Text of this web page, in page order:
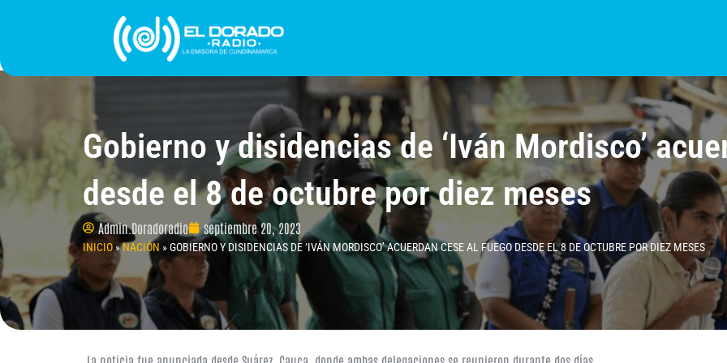
¿QUIÉNES SOMOS? NOTICIAS COLOMBIA BOGOTÁ INTERNACIONAL PROVINCIAS
Gobierno y disidencias de ‘Iván Mordisco’
desde el 8 de octubre por diez meses
Admin.Doradoradio septiembre 20, 2023
INICIO»NACIÓN »GOBIERNO Y DISIDENCIAS DE ‘IVÁN MORDISCO’ ACUERDAN CESE AL FUEGO DESDE EL 8 DE OCTUBRE POR DIEZ MESES